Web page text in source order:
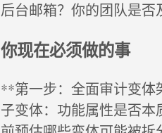
后台邮箱？你的团队是否
你现在必须做的事
**第一步：全面审计变体
子变体：功能属性是否